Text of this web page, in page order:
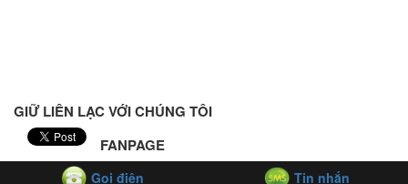
GIỮ LIÊN LẠC VỚI CHÚNG TÔI
FANPAGE
Gọi điện Tin nhắn